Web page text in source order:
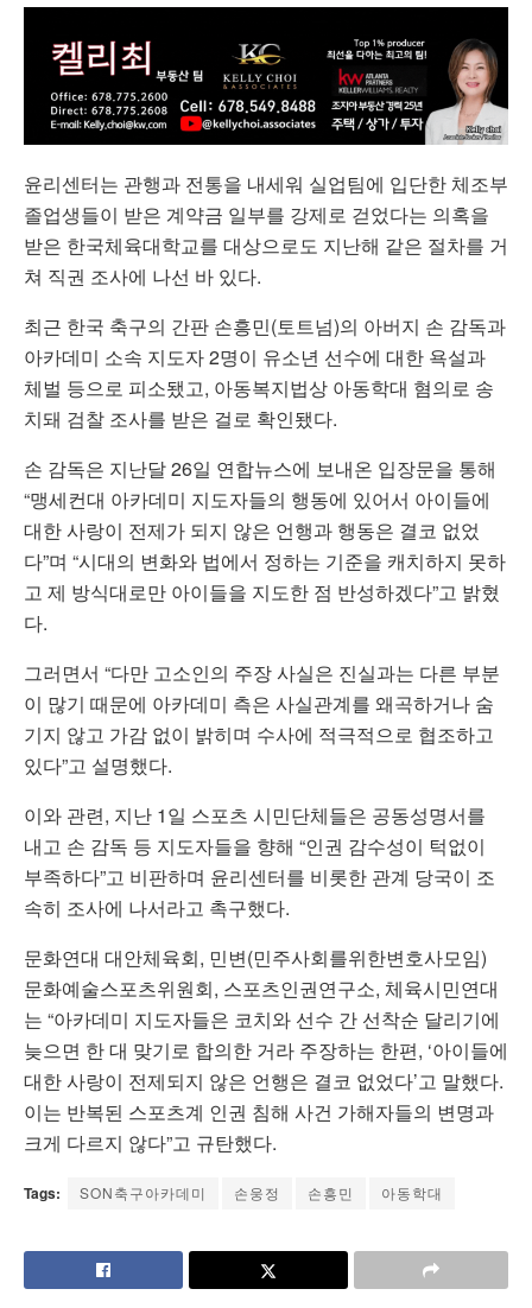
윤리센터는 관행과 전통을 내세워 실업팀에 입단한 체조부
졸업생들이 받은 계약금 일부를 강제로 걷었다는 의혹을
받은 한국체육대학교를 대상으로도 지난해 같은 절차를 거
쳐 직권 조사에 나선 바 있다.
최근 한국 축구의 간판 손흥민(토트넘)의 아버지 손 감독과
아카데미 소속 지도자 2명이 유소년 선수에 대한 욕설과
체벌 등으로 피소됐고, 아동복지법상 아동학대 혐의로 송
치돼 검찰 조사를 받은 걸로 확인됐다.
손 감독은 지난달 26일 연합뉴스에 보내온 입장문을 통해
“맹세컨대 아카데미 지도자들의 행동에 있어서 아이들에
대한 사랑이 전제가 되지 않은 언행과 행동은 결코 없었
다”며 “시대의 변화와 법에서 정하는 기준을 캐치하지 못하
고 제 방식대로만 아이들을 지도한 점 반성하겠다”고 밝혔
다.
그러면서 “다만 고소인의 주장 사실은 진실과는 다른 부분
이 많기 때문에 아카데미 측은 사실관계를 왜곡하거나 숨
기지 않고 가감 없이 밝히며 수사에 적극적으로 협조하고
있다”고 설명했다.
이와 관련, 지난 1일 스포츠 시민단체들은 공동성명서를
내고 손 감독 등 지도자들을 향해 “인권 감수성이 턱없이
부족하다”고 비판하며 윤리센터를 비롯한 관계 당국이 조
속히 조사에 나서라고 촉구했다.
문화연대 대안체육회, 민변(민주사회를위한변호사모임)
문화예술스포츠위원회, 스포츠인권연구소, 체육시민연대
는 “아카데미 지도자들은 코치와 선수 간 선착순 달리기에
늦으면 한 대 맞기로 합의한 거라 주장하는 한편, ‘아이들에
대한 사랑이 전제되지 않은 언행은 결코 없었다’고 말했다.
이는 반복된 스포츠계 인권 침해 사건 가해자들의 변명과
크게 다르지 않다”고 규탄했다.
Tags: SON축구아카데미 손웅정 손흥민 아동학대